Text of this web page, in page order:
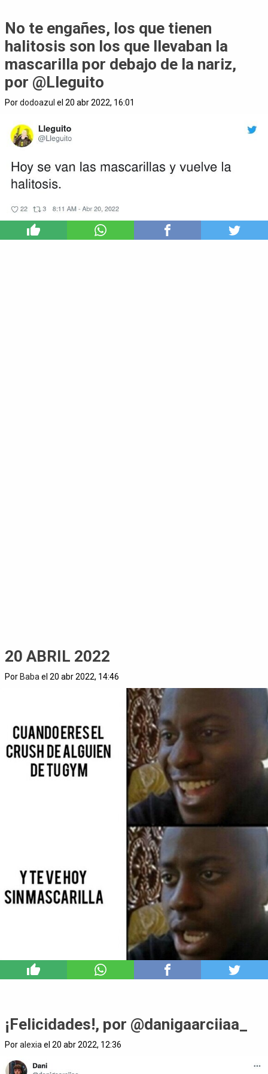
No te engañes, los que tienen
halitosis son los que llevaban la
mascarilla por debajo de la nariz,
por @Lleguito
Pordodoazul el 20 abr 2022, 16:01
20 ABRIL 2022
Por Baba el 20 abr 2022, 14:46
¡Felicidades!, por @danigaarciiaa_
Poralexia el 20 abr 2022, 12:36